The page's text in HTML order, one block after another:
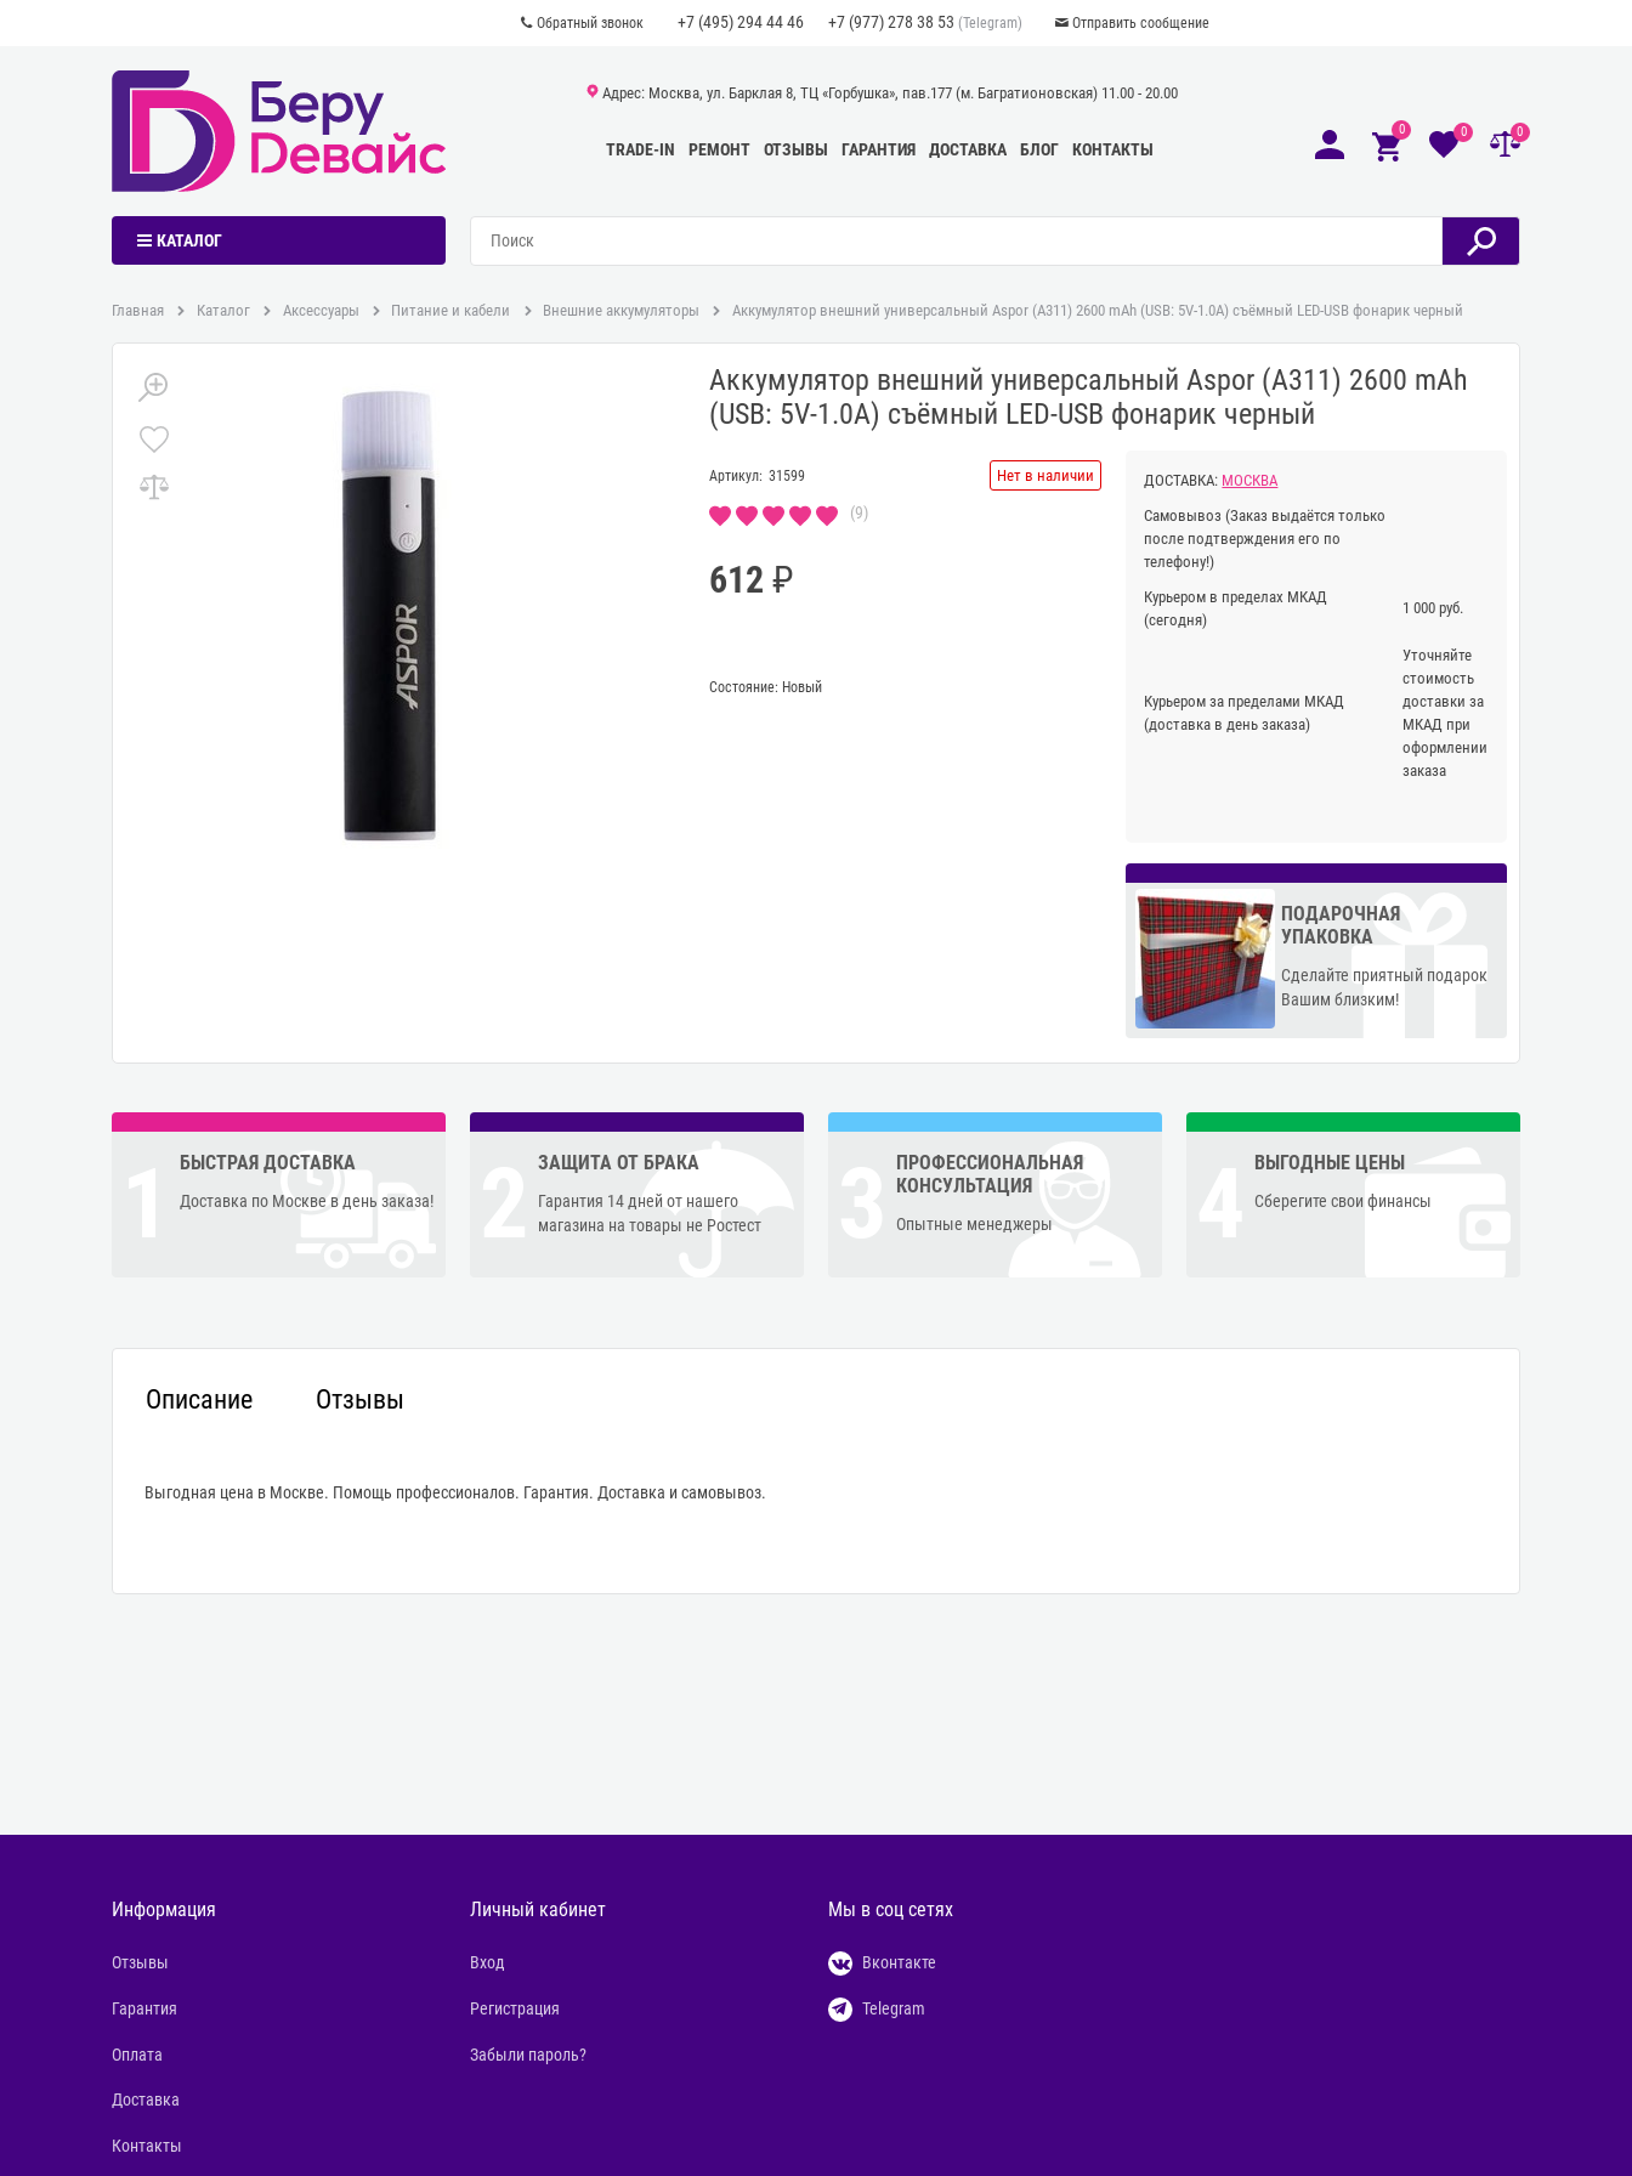
Обратный звонок +7 (495) 294 44 46 +7 (977) 278 38 53 (Telegram) Отправить сообщение
Адрес: Москва, ул. Барклая 8, ТЦ «Горбушка», пав.177 (м. Багратионовская) 11.00 - 20.00
TRADE-IN РЕМОНТ ОТЗЫВЫ ГАРАНТИЯ ДОСТАВКА БЛОГ КОНТАКТЫ
0 0 0
КАТАЛОГ
Главная Каталог Аксессуары Питание и кабели Внешние аккумуляторы Аккумулятор внешний универсальный Aspor (A311) 2600 mAh (USB: 5V-1.0A) съёмный LED-USB фонарик черный
Аккумулятор внешний универсальный Aspor (A311) 2600 mAh
(USB: 5V-1.0A) съёмный LED-USB фонарик черный
Артикул: 31599 Нет в наличии
(9)
612
Состояние: Новый
ДОСТАВКА: МОСКВА
Самовывоз (Заказ выдаётся только
после подтверждения его по
телефону!)
Курьером в пределах МКАД
(сегодня)
1 000 руб.
Курьером за пределами МКАД
(доставка в день заказа)
Уточняйте
стоимость
доставки за
МКАД при
оформлении
заказа
ПОДАРОЧНАЯ
УПАКОВКА
Сделайте приятный подарок
Вашим близким!
БЫСТРАЯ ДОСТАВКА
Доставка по Москве в день заказа!
ЗАЩИТА ОТ БРАКА
Гарантия 14 дней от нашего
магазина на товары не Ростест
ПРОФЕССИОНАЛЬНАЯ
КОНСУЛЬТАЦИЯ
Опытные менеджеры
ВЫГОДНЫЕ ЦЕНЫ
Сберегите свои финансы
Описание Отзывы
Выгодная цена в Москве. Помощь профессионалов. Гарантия. Доставка и самовывоз.
Информация
Отзывы
Гарантия
Оплата
Доставка
Контакты
Личный кабинет
Вход
Регистрация
Забыли пароль?
Мы в соц сетях
Вконтакте
Telegram